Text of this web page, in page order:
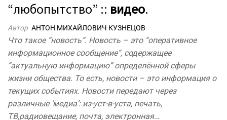
“любопытство” :: видео.
Автор АНТОН МИХАЙЛОВИЧ КУЗНЕЦОВ
Что такое “новость”. Новость – это “оперативное
информационное сообщение”, содержащее
“актуальную информацию” определённой сферы
жизни общества. То есть, новости – это информация о
текущих событиях. Новости передают через
различные ‘медиа’: из-уст-в-уста, печать,
ТВ,радиовещание, почта, электронная…